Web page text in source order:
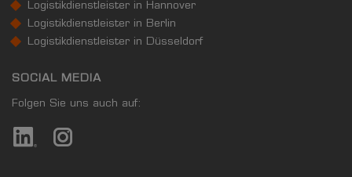
Logistikdienstleister in Hannover
Logistikdienstleister in Berlin
Logistikdienstleister in Düsseldorf
SOCIAL MEDIA
Folgen Sie uns auch auf: